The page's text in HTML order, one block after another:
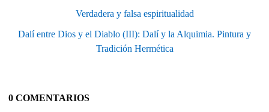
Verdadera y falsa espiritualidad
Dalí entre Dios y el Diablo (III): Dalí y la Alquimia. Pintura y
Tradición Hermética
0 COMENTARIOS